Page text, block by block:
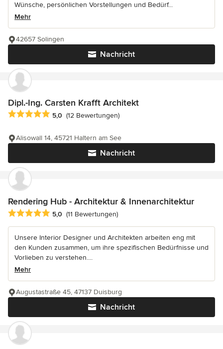
Wünsche, persönlichen Vorstellungen und Bedürf...
Mehr
Nachricht
42657 Solingen
Dipl.-Ing. Carsten Krafft Architekt
Durchschnittliche Bewertung: 5 von 5 Sternen
5,0 (12 Bewertungen)
Nachricht
Alisowall 14, 45721 Haltern am See
Rendering Hub - Architektur & Innenarchitektur
Durchschnittliche Bewertung: 5 von 5 Sternen
5,0 (11 Bewertungen)
Unsere Interior Designer und Architekten arbeiten eng mit
den Kunden zusammen, um ihre spezifischen Bedürfnisse und
Vorlieben zu verstehen....
Mehr
Nachricht
Augustastraße 45, 47137 Duisburg